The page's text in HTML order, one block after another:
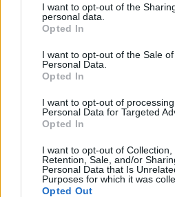
I want to opt-out of the
personal data.
Opted In
I want to opt-out of the Sale
Personal Data.
Opted In
I want to opt-out of
Personal Data for Targeted
Opted In
I want to opt-out of Collection,
Retention, Sale, and/or
Personal Data that Is
Purposes for which it was
Opted Out
regisztrációhoz kötött.
Portfolio.hu teljes
Kötéslisták: BÉT elmúlt 2
MÁR ELŐFIZETŐNK VAGY?